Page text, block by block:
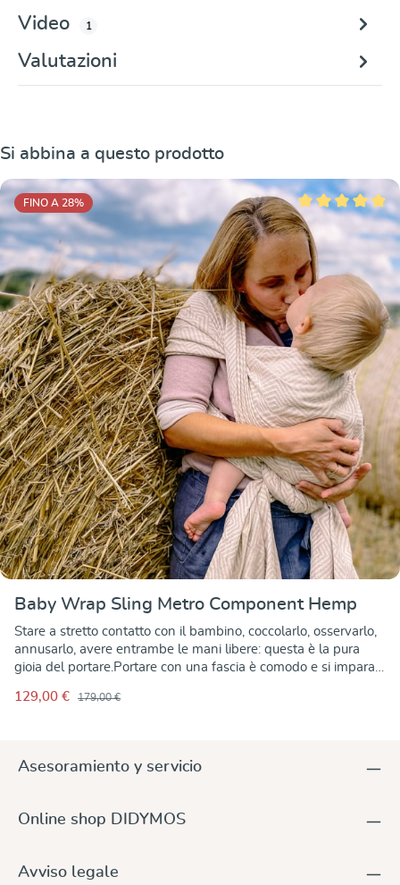
Video
1
Valutazioni
Salta la galleria dei prodotti
Si abbina a questo prodotto
FINO A 28%
Valutazione
Baby Wrap Sling Metro Component Hemp
Stare a stretto contatto con il bambino, coccolarlo, osservarlo,
annusarlo, avere entrambe le mani libere: questa è la pura
gioia del portare.Portare con una fascia è comodo e si impara
e consentono un portare individuale e creativo. La fascia Metro
cotone bianco con un po' di canapa beige fa risaltare il
jacquard lo rende uguale su entrambi i lati. La fascia, leggera e
ariosa, è ideale da indossare anche con le temperature estive.
meravigliosamente e si adatta perfettamente a tutti i modi del
portare e a tutte le forme del corpo. Una fascia molto
129,00 € 179,00 €
Asesoramiento y servicio
Online shop DIDYMOS
Avviso legale